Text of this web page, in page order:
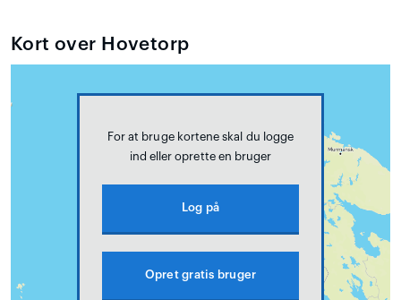
Kort over Hovetorp
For at bruge kortene skal du logge
ind eller oprette en bruger
Log på
Opret gratis bruger